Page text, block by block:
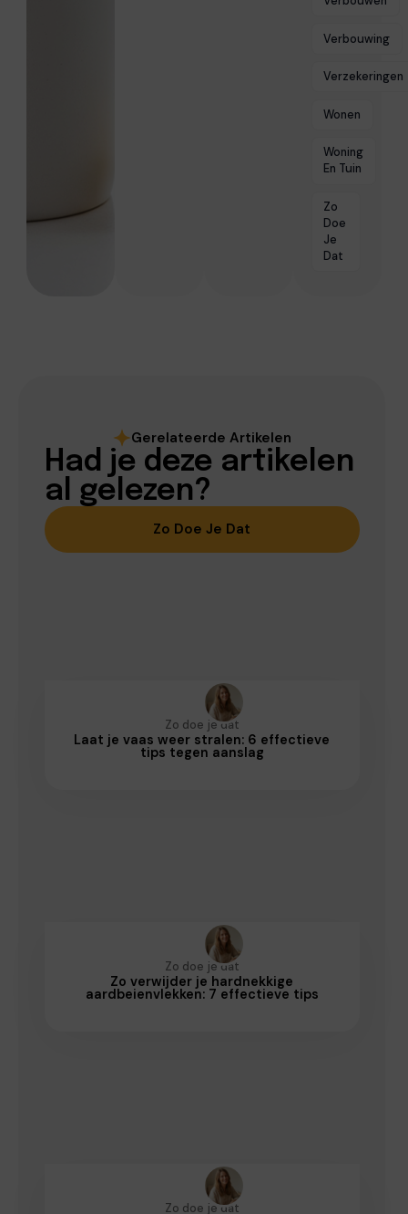
Verbouwing
Verzekeringen
Wonen
Woning
En Tuin
Zo
Doe
Je
Dat
Gerelateerde Artikelen
Had je deze artikelen
al gelezen?
Zo Doe Je Dat
Zo doe je dat
Laat je vaas weer stralen: 6 effectieve
tips tegen aanslag
Zo doe je dat
Zo verwijder je hardnekkige
aardbeienvlekken: 7 effectieve tips
Zo doe je dat